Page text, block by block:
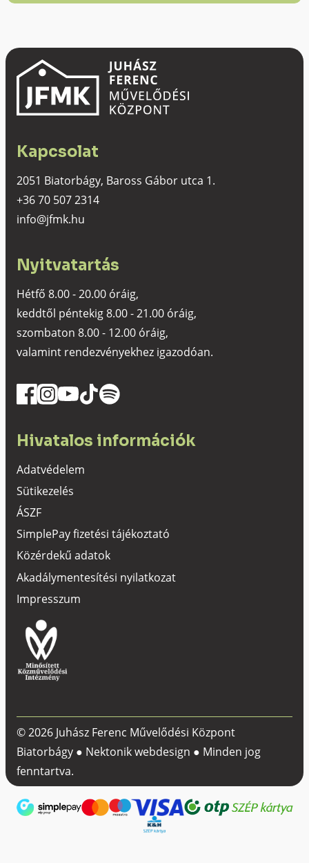
Kapcsolat
2051 Biatorbágy, Baross Gábor utca 1.
+36 70 507 2314
info@jfmk.hu
Nyitvatartás
Hétfő 8.00 - 20.00 óráig,
keddtől péntekig 8.00 - 21.00 óráig,
szombaton 8.00 - 12.00 óráig,
valamint rendezvényekhez igazodóan.
Hivatalos információk
Adatvédelem
Sütikezelés
ÁSZF
SimplePay fizetési tájékoztató
Közérdekű adatok
Akadálymentesítési nyilatkozat
Impresszum
© 2026 Juhász Ferenc Művelődési Központ
Biatorbágy ● Nektonik webdesign ● Minden jog
fenntartva.